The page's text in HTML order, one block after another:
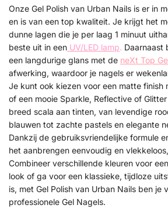
Onze Gel Polish van Urban Nails is er in
en is van een top kwaliteit. Je krijgt het
dunne lagen die je per laag 1 minuut
beste uit in een UV/LED lamp. Daarnaast
een langdurige glans met de neXt Top
afwerking, waardoor je nagels er
Je kunt ook kiezen voor een matte finish
of een mooie Sparkle, Reflective of
breed scala aan tinten, van levendige
blauwen tot zachte pastels en elegante
Dankzij de gebruiksvriendelijke formule
het aanbrengen eenvoudig en
Combineer verschillende kleuren voor
look of ga voor een klassieke, tijdloze
is, met Gel Polish van Urban Nails ben je
professionele Gel Nagels.